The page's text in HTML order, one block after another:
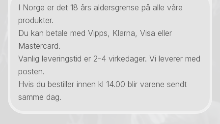
I Norge er det 18 års aldersgrense på alle våre
produkter.
Du kan betale med Vipps, Klarna, Visa eller
Mastercard.
Vanlig leveringstid er 2-4 virkedager. Vi leverer med
posten.
Hvis du bestiller innen kl 14.00 blir varene sendt
samme dag.